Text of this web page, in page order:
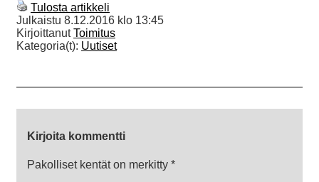
Tulosta artikkeli
Julkaistu 8.12.2016 klo 13:45
KirjoittanutToimitus
Kategoria(t): Uutiset
Kirjoita kommentti
Pakolliset kentät on merkitty *